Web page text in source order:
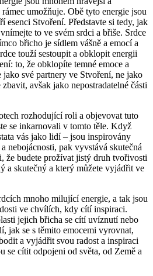
umožňuje. Obě tyto energie jsou
esenci Stvoření. Představte si tedy, jak
to ve svém srdci a břiše. Srdce
břicho je sídlem vášně a emocí a
touží sestoupit a obklopit energii
to, že obklopíte temné emoce a
jako své partnery ve Stvoření, ne jako
avšak jako nepostradatelné části
rozhodující roli a objevovat tuto
se inkarnovali v tomto těle. Když
vás jako lidí – jsou inspirovány
nebojácnosti, pak vyvstává skutečná
že budete prožívat jistý druh tvořivosti
a skutečný a který můžete vyjádřit ve
mnoho milující energie, a tak jsou
ve chvílích, kdy cítí inspiraci.
jejich břicha se cítí uvíznutí nebo
jak se s těmito emocemi vyrovnat,
a vyjádřit svou radost a inspiraci
se cítit odpojeni od světa, od Země a